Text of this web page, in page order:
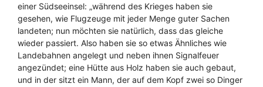
einer Südseeinsel: „während des Krieges haben sie
gesehen, wie Flugzeuge mit jeder Menge guter Sachen
landeten; nun möchten sie natürlich, dass das gleiche
wieder passiert. Also haben sie so etwas Ähnliches wie
Landebahnen angelegt und neben ihnen Signalfeuer
angezündet; eine Hütte aus Holz haben sie auch gebaut,
und in der sitzt ein Mann, der auf dem Kopf zwei so Dinger